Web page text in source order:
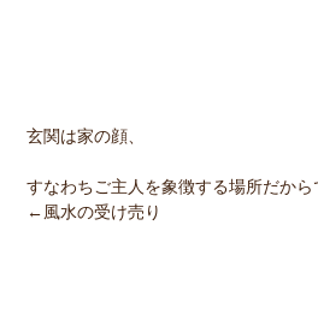
玄関は家の顔、
すなわちご主人を象徴する場所だから
←風水の受け売り